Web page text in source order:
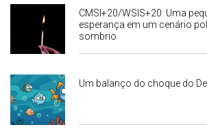
CMSI+20/WSIS+20: Uma
esperança em um cenário
sombrio
Um balanço do choque do